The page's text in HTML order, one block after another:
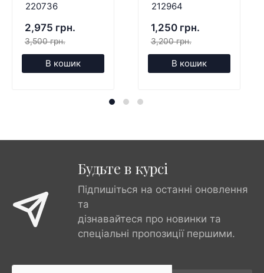
220736
2,975 грн.
3,500 грн.
В кошик
212964
1,250 грн.
3,200 грн.
В кошик
Будьте в курсі
Підпишіться на останні оновлення
та
дізнавайтеся про новинки та
спеціальні пропозиції першими.